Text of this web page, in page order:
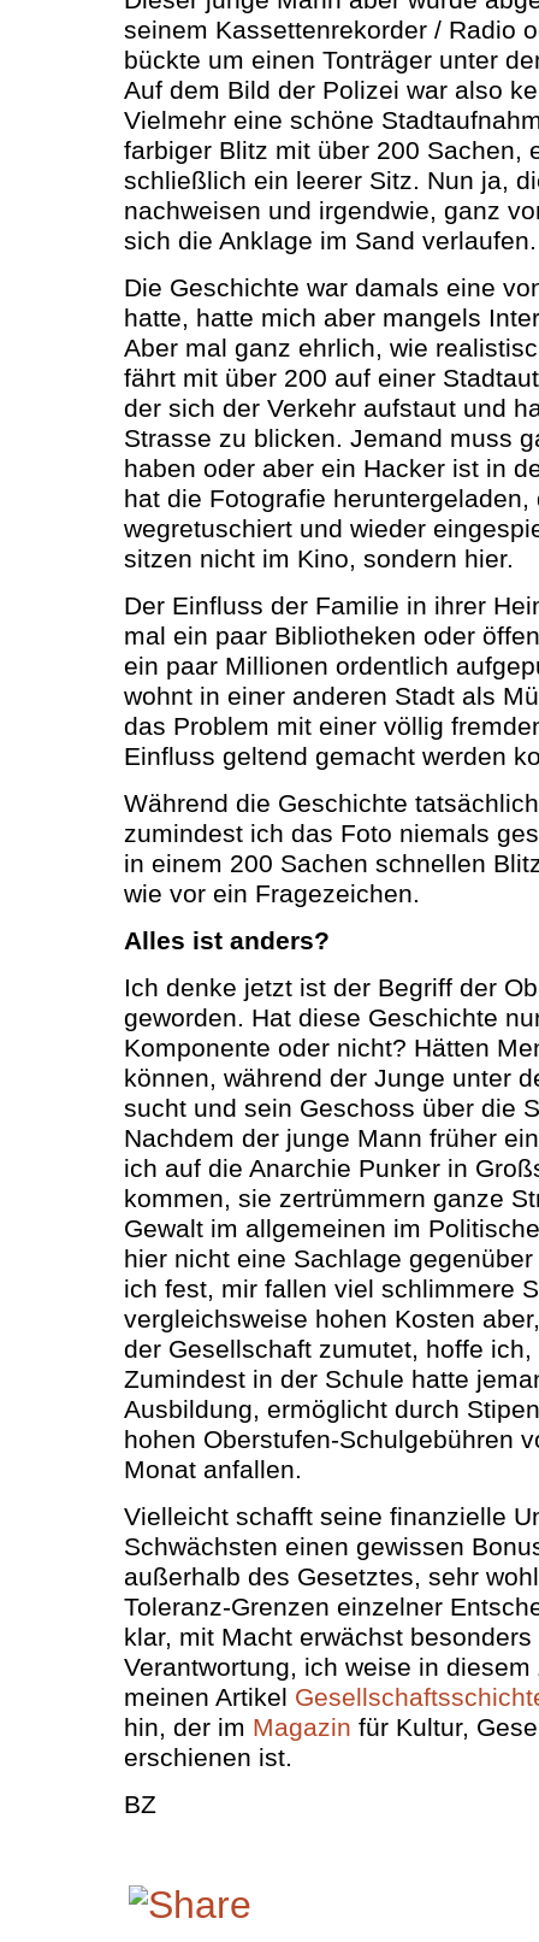
seinem Kassettenrekorder / Radio
bückte um einen Tonträger unter
Auf dem Bild der Polizei war also
Vielmehr eine schöne
farbiger Blitz mit über 200 Sachen,
schließlich ein leerer Sitz. Nun ja,
nachweisen und irgendwie, ganz
sich die Anklage im Sand verlaufen.
Die Geschichte war damals eine
hatte, hatte mich aber mangels
Aber mal ganz ehrlich, wie
fährt mit über 200 auf einer
der sich der Verkehr aufstaut und
Strasse zu blicken. Jemand muss
haben oder aber ein Hacker ist in
hat die Fotografie
wegretuschiert und wieder
sitzen nicht im Kino, sondern hier.
Der Einfluss der Familie in ihrer
mal ein paar Bibliotheken oder
ein paar Millionen ordentlich
wohnt in einer anderen Stadt als
das Problem mit einer völlig
Einfluss geltend gemacht werden
Während die Geschichte
zumindest ich das Foto niemals
in einem 200 Sachen schnellen
wie vor ein Fragezeichen.
Alles ist anders?
Ich denke jetzt ist der Begriff der
geworden. Hat diese Geschichte
Komponente oder nicht? Hätten
können, während der Junge unter
sucht und sein Geschoss über die
Nachdem der junge Mann früher
ich auf die Anarchie Punker in
kommen, sie zertrümmern ganze
Gewalt im allgemeinen im
hier nicht eine Sachlage
ich fest, mir fallen viel schlimmere
vergleichsweise hohen Kosten
der Gesellschaft zumutet, hoffe
Zumindest in der Schule hatte
Ausbildung, ermöglicht durch
hohen Oberstufen-Schulgebühren
Monat anfallen.
Vielleicht schafft seine finanzielle
Schwächsten einen gewissen
außerhalb des Gesetztes, sehr
Toleranz-Grenzen einzelner
klar, mit Macht erwächst
Verantwortung, ich weise in
meinen Artikel
hin, der im Magazin für Kultur,
erschienen ist.
BZ